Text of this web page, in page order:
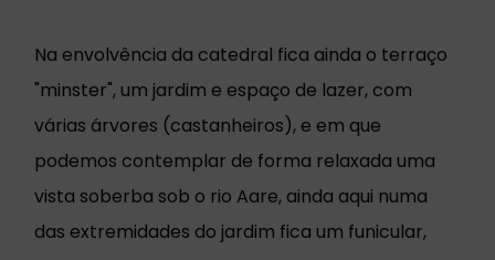
Na envolvência da catedral fica ainda o terraço
"minster", um jardim e espaço de lazer, com
várias árvores (castanheiros), e em que
podemos contemplar de forma relaxada uma
vista soberba sob o rio Aare, ainda aqui numa
das extremidades do jardim fica um funicular,